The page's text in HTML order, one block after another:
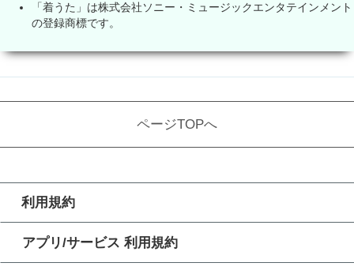
「着うた」は株式会社ソニー・ミュージックエンタテインメント
の登録商標です。
ページTOPへ
利用規約
アプリ/サービス 利用規約